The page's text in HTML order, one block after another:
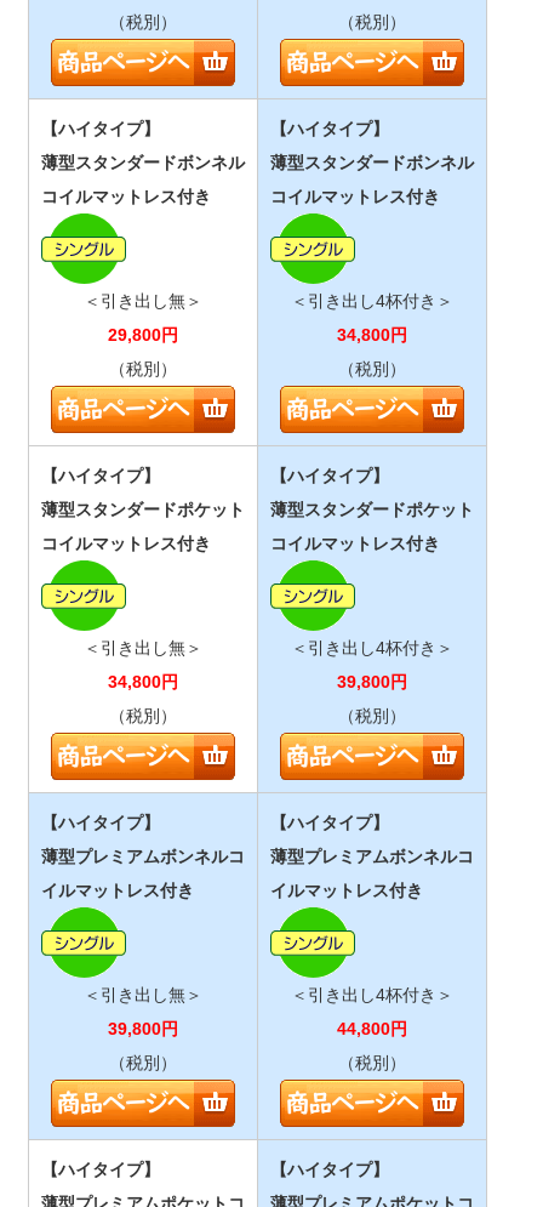
（税別）
（税別）
【ハイタイプ】
薄型スタンダードボンネル
コイルマットレス付き
＜引き出し無＞
29,800円
（税別）
【ハイタイプ】
薄型スタンダードボンネル
コイルマットレス付き
＜引き出し4杯付き＞
34,800円
（税別）
【ハイタイプ】
薄型スタンダードポケット
コイルマットレス付き
＜引き出し無＞
34,800円
（税別）
【ハイタイプ】
薄型スタンダードポケット
コイルマットレス付き
＜引き出し4杯付き＞
39,800円
（税別）
【ハイタイプ】
薄型プレミアムボンネルコ
イルマットレス付き
＜引き出し無＞
39,800円
（税別）
【ハイタイプ】
薄型プレミアムボンネルコ
イルマットレス付き
＜引き出し4杯付き＞
44,800円
（税別）
【ハイタイプ】
【ハイタイプ】